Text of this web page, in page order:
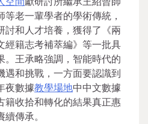
老一輩學者的學術傳統，
討和人才培養，獲得了《兩
經籍志考補萃編》等一批具
。王承略強調，智能時代的
遇和挑戰，一方面要認識到
夜數據教學場地中中文數據
籍收拾和轉化的結果真正惠
傳承。